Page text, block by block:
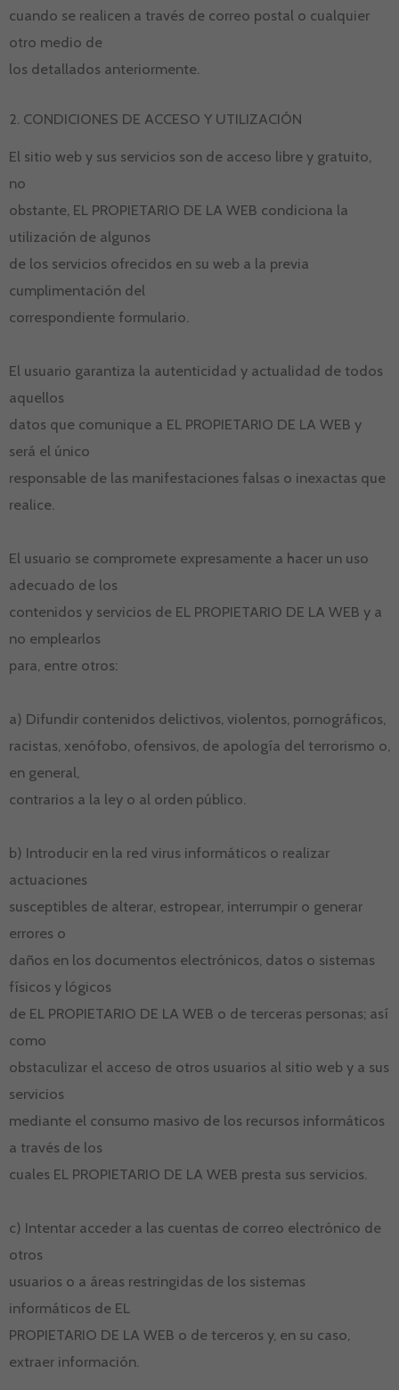
cuando se realicen a través de correo postal o cualquier
otro medio de
los detallados anteriormente.
2. CONDICIONES DE ACCESO Y UTILIZACIÓN
El sitio web y sus servicios son de acceso libre y gratuito,
no
obstante, EL PROPIETARIO DE LA WEB condiciona la
utilización de algunos
de los servicios ofrecidos en su web a la previa
cumplimentación del
correspondiente formulario.
El usuario garantiza la autenticidad y actualidad de todos
aquellos
datos que comunique a EL PROPIETARIO DE LA WEB y
será el único
responsable de las manifestaciones falsas o inexactas que
realice.
El usuario se compromete expresamente a hacer un uso
adecuado de los
contenidos y servicios de EL PROPIETARIO DE LA WEB y a
no emplearlos
para, entre otros:
a) Difundir contenidos delictivos, violentos, pornográficos,
racistas, xenófobo, ofensivos, de apología del terrorismo o,
en general,
contrarios a la ley o al orden público.
b) Introducir en la red virus informáticos o realizar
actuaciones
susceptibles de alterar, estropear, interrumpir o generar
errores o
daños en los documentos electrónicos, datos o sistemas
físicos y lógicos
de EL PROPIETARIO DE LA WEB o de terceras personas; así
como
obstaculizar el acceso de otros usuarios al sitio web y a sus
servicios
mediante el consumo masivo de los recursos informáticos
a través de los
cuales EL PROPIETARIO DE LA WEB presta sus servicios.
c) Intentar acceder a las cuentas de correo electrónico de
otros
usuarios o a áreas restringidas de los sistemas
informáticos de EL
PROPIETARIO DE LA WEB o de terceros y, en su caso,
extraer información.